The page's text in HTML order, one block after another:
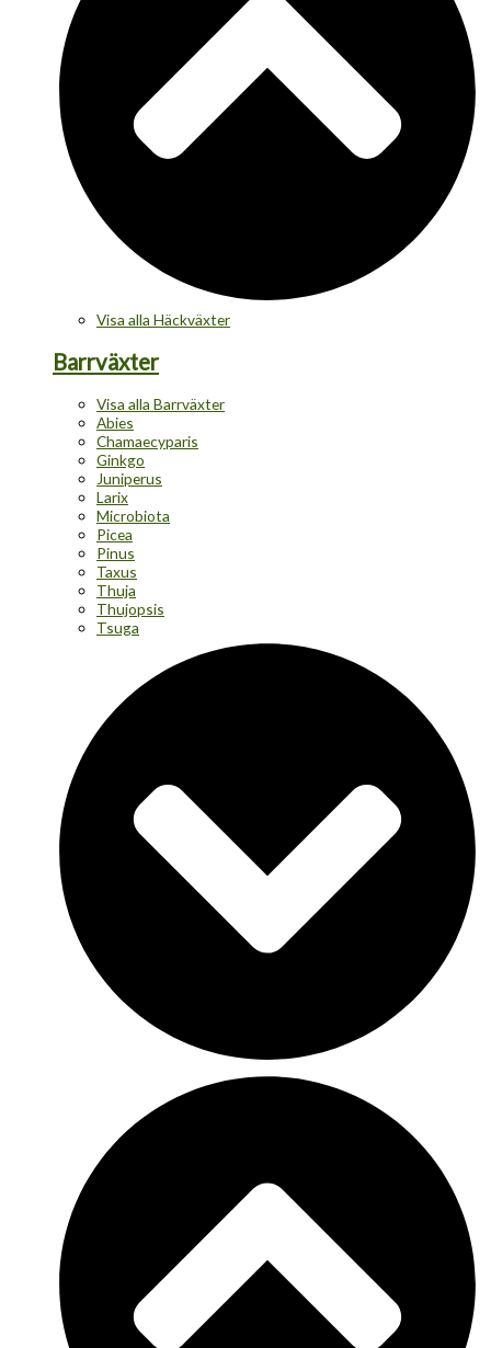
Visa alla Häckväxter
Barrväxter
Visa alla Barrväxter
Abies
Chamaecyparis
Ginkgo
Juniperus
Larix
Microbiota
Picea
Pinus
Taxus
Thuja
Thujopsis
Tsuga